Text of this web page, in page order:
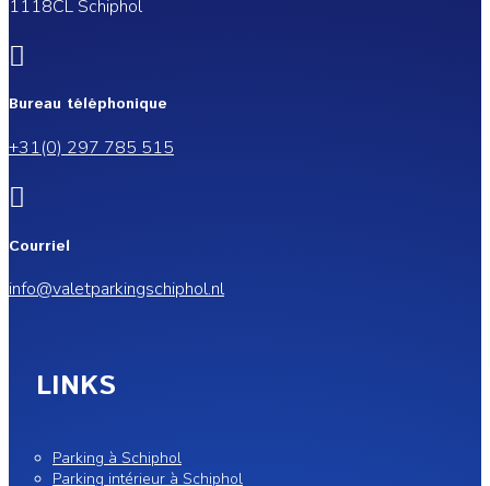
1118CL Schiphol

Bureau téléphonique
+31(0) 297 785 515

Courriel
info@valetparkingschiphol.nl
LINKS
Parking à Schiphol
Parking intérieur à Schiphol